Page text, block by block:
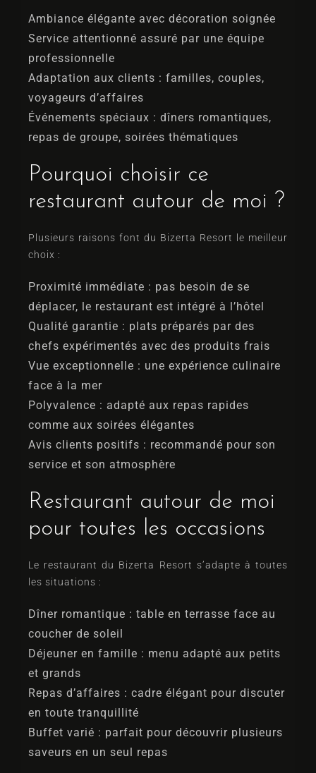
Ambiance élégante avec décoration soignée
Service attentionné assuré par une équipe
professionnelle
Adaptation aux clients : familles, couples,
voyageurs d’affaires
Événements spéciaux : dîners romantiques,
repas de groupe, soirées thématiques
Pourquoi choisir ce
restaurant autour de moi ?
Plusieurs raisons font du Bizerta Resort le meilleur
choix :
Proximité immédiate : pas besoin de se
déplacer, le restaurant est intégré à l’hôtel
Qualité garantie : plats préparés par des
chefs expérimentés avec des produits frais
Vue exceptionnelle : une expérience culinaire
face à la mer
Polyvalence : adapté aux repas rapides
comme aux soirées élégantes
Avis clients positifs : recommandé pour son
service et son atmosphère
Restaurant autour de moi
pour toutes les occasions
Le restaurant du Bizerta Resort s’adapte à toutes
les situations :
Dîner romantique : table en terrasse face au
coucher de soleil
Déjeuner en famille : menu adapté aux petits
et grands
Repas d’affaires : cadre élégant pour discuter
en toute tranquillité
Buffet varié : parfait pour découvrir plusieurs
saveurs en un seul repas